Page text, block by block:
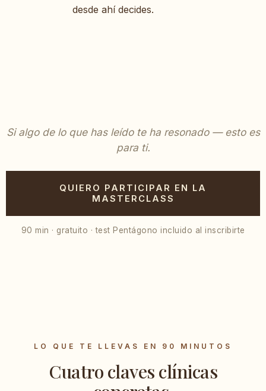
desde ahí decides.
Si algo de lo que has leído te ha resonado — esto es
para ti.
QUIERO PARTICIPAR EN LA
MASTERCLASS
90 min · gratuito · test Pentágono incluido al inscribirte
LO QUE TE LLEVAS EN 90 MINUTOS
Cuatro claves clínicas